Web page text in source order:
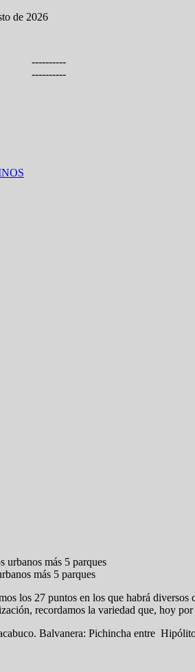
de 2026
----------
----------
más 5 parques
los 27 puntos en los que habrá
recordamos la variedad que, hoy
Balvanera: Pichincha entre